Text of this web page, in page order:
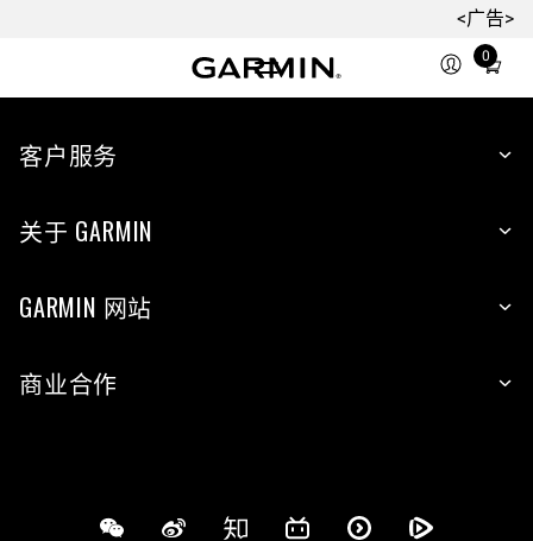
<广告>
0
Total
客户服务
关于 GARMIN
GARMIN 网站
商业合作